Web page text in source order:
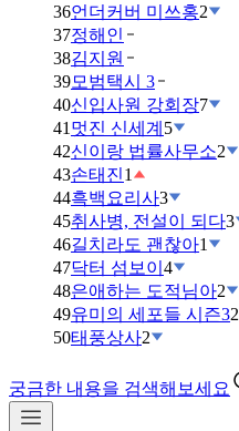
36언더커버 미쓰홍2
37정해인
38김지원
39모범택시 3
40신입사원 강회장7
41 멋진 신세계 5
42신이랑 법률사무소2
43손태진1
44흑백요리사3
45취사병, 전설이 되다3
46길치라도 괜찮아1
47닥터 섬보이 4
48은애하는 도적님아2
49유미의 세포들 시즌32
50태풍상사2
궁금한 내용을 검색해보세요